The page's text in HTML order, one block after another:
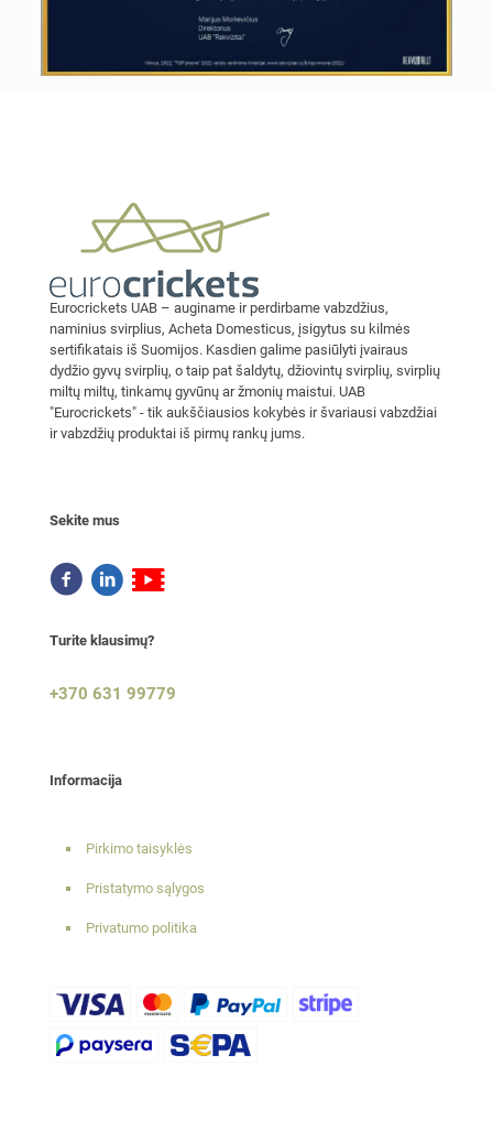
Eurocrickets UAB – auginame ir perdirbame vabzdžius,
naminius svirplius, Acheta Domesticus, įsigytus su kilmės
sertifikatais iš Suomijos. Kasdien galime pasiūlyti įvairaus
dydžio gyvų svirplių, o taip pat šaldytų, džiovintų svirplių, svirplių
miltų miltų, tinkamų gyvūnų ar žmonių maistui. UAB
"Eurocrickets" - tik aukščiausios kokybės ir švariausi vabzdžiai
ir vabzdžių produktai iš pirmų rankų jums.
Sekite mus
Turite klausimų?
+370 631 99779
Informacija
Pirkimo taisyklės
Pristatymo sąlygos
Privatumo politika